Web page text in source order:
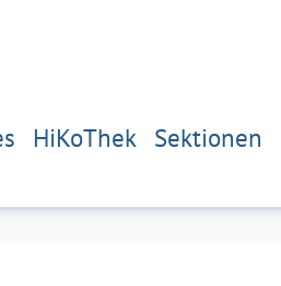
HiKoThek Sektionen